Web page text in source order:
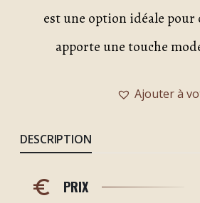
est une option idéale pour
apporte une touche
Ajouter à
DESCRIPTION
PRIX